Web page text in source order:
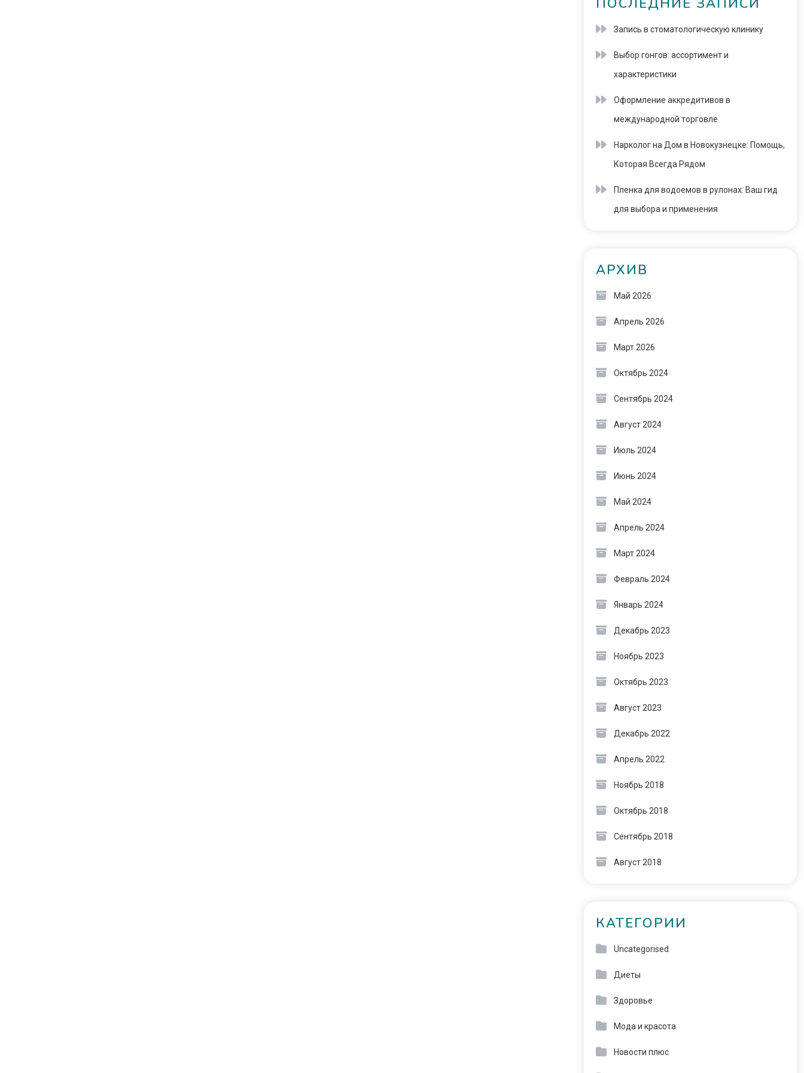
ПОСЛЕДНИЕ ЗАПИСИ
Запись в стоматологическую клинику
Выбор гонгов: ассортимент и
характеристики
Оформление аккредитивов в
международной торговле
Нарколог на Дом в Новокузнецке: Помощь,
Которая Всегда Рядом
Пленка для водоемов в рулонах: Ваш гид
для выбора и применения
АРХИВ
Май 2026
Апрель 2026
Март 2026
Октябрь 2024
Сентябрь 2024
Август 2024
Июль 2024
Июнь 2024
Май 2024
Апрель 2024
Март 2024
Февраль 2024
Январь 2024
Декабрь 2023
Ноябрь 2023
Октябрь 2023
Август 2023
Декабрь 2022
Апрель 2022
Ноябрь 2018
Октябрь 2018
Сентябрь 2018
Август 2018
КАТЕГОРИИ
Uncategorised
Диеты
Здоровье
Мода и красота
Новости плюс